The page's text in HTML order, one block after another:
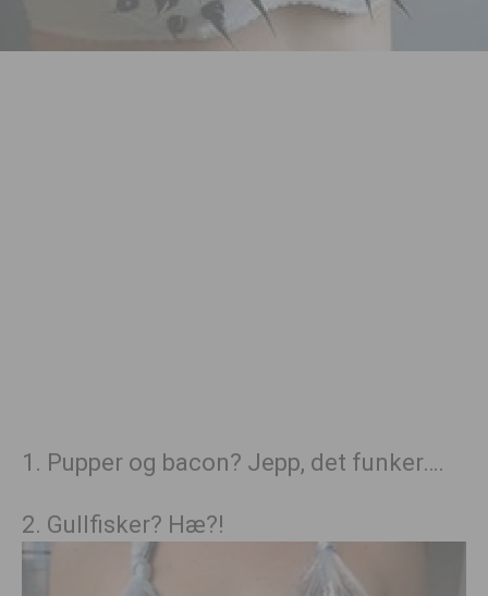
1. Pupper og bacon? Jepp, det funker….
2. Gullfisker? Hæ?!